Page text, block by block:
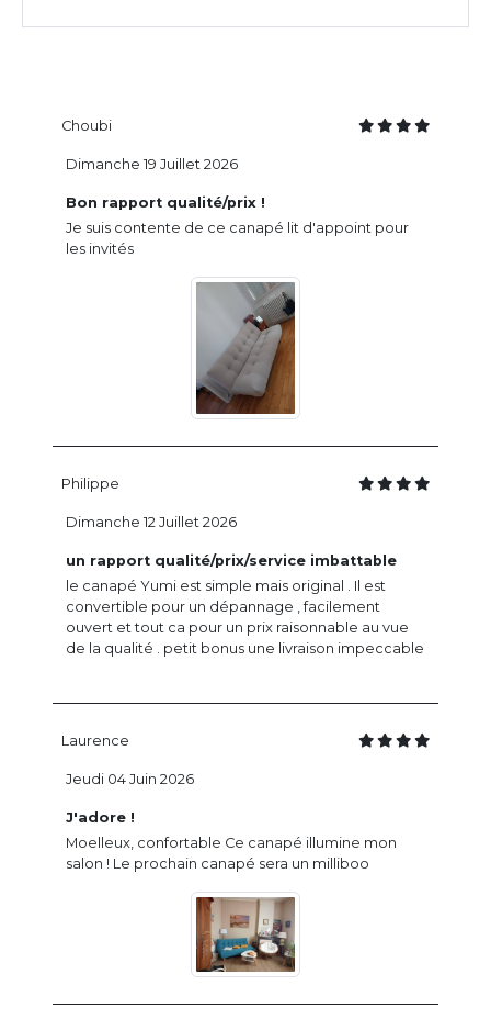
Choubi
Bon rapport qualité/prix !
Je suis contente de ce canapé lit d'appoint pour
les invités
Dimanche 19 Juillet 2026
Philippe
un rapport qualité/prix/service imbattable
le canapé Yumi est simple mais original . Il est
convertible pour un dépannage , facilement
ouvert et tout ca pour un prix raisonnable au vue
de la qualité . petit bonus une livraison impeccable
Dimanche 12 Juillet 2026
Laurence
J'adore !
Moelleux, confortable Ce canapé illumine mon
salon ! Le prochain canapé sera un milliboo
Jeudi 04 Juin 2026